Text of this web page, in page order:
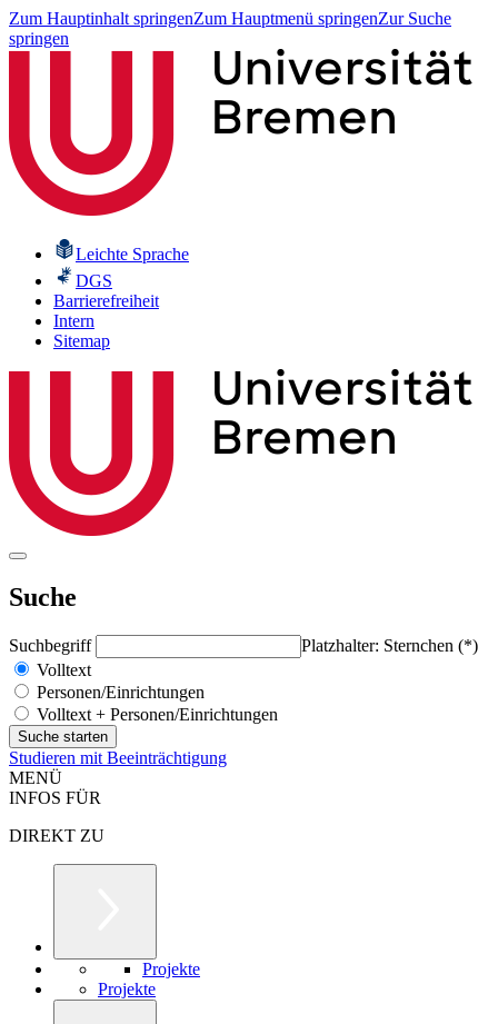
Zum Hauptinhalt springenZum Hauptmenü springenZur Suche
springen
Leichte Sprache
DGS
Barrierefreiheit
Intern
Sitemap
Suche
Suchbegriff
Platzhalter: Sternchen (*)
Volltext
Personen/Einrichtungen
Volltext + Personen/Einrichtungen
Studieren mit Beeinträchtigung
MENÜ
INFOS FÜR
DIREKT ZU
Projekte
Projekte